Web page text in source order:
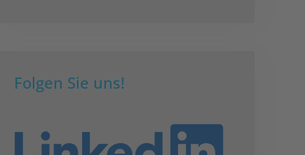
Folgen Sie uns!